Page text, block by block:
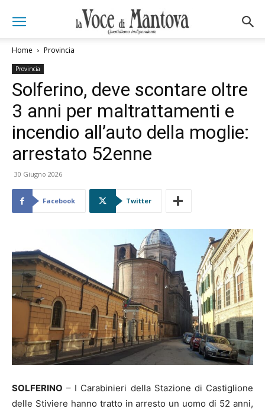
Home Provincia
Provincia
Solferino, deve scontare oltre
3 anni per maltrattamenti e
incendio all’auto della moglie:
arrestato 52enne
30 Giugno 2026
Facebook Twitter
SOLFERINO – I Carabinieri della Stazione di Castiglione
delle Stiviere hanno tratto in arresto un uomo di 52 anni,